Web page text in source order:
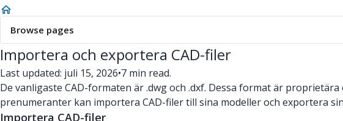
Browse pages
Importera och exportera CAD-filer
Last updated: juli 15, 2026•7 min read.
De vanligaste CAD-formaten är .dwg och .dxf. Dessa format är
prenumeranter kan importera CAD-filer till sina modeller och exportera
Importera CAD-filer